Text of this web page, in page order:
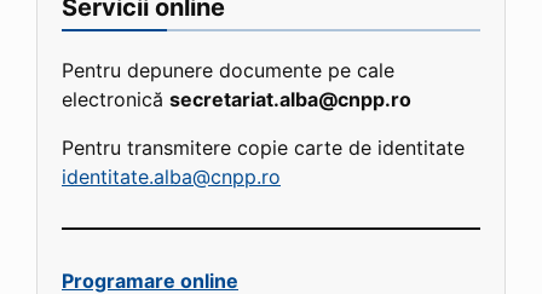
Servicii online
Pentru depunere documente pe cale
electronică secretariat.alba@cnpp.ro
Pentru transmitere copie carte de identitate
identitate.alba@cnpp.ro
Programare online